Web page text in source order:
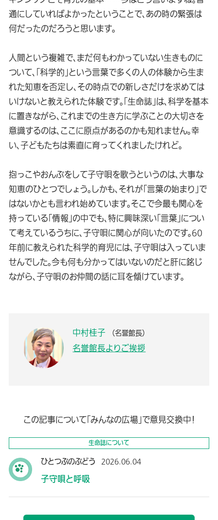
通にしていればよかったということで、あの時の緊張は
何だったのだろうと思います。
人間という複雑で、まだ何もわかっていない生きものに
ついて、「科学的」という言葉で多くの人の体験から生ま
れた知恵を否定し、その時点での新しさだけを求めては
いけないと教えられた体験です。「生命誌」は、科学を基本
に置きながら、これまでの生き方に学ぶことの大切さを
意識するのは、ここに原点があるのかも知れません。幸
い、子どもたちは素直に育ってくれましたけれど。
抱っこやおんぶをして子守唄を歌うというのは、大事な
知恵のひとつでしょう。しかも、それが「言葉の始まり」で
はないかとも言われ始めています。そこで今最も関心を
持っている「情報」の中でも、特に興味深い「言葉」につい
て考えているうちに、子守唄に関心が向いたのです。60
年前に教えられた科学的育児には、子守唄は入っていま
せんでした。今も何も分かってはいないのだと肝に銘じ
ながら、子守唄のお仲間の話に耳を傾けています。
中村桂子 （名誉館長）
名誉館長よりご挨拶
この記事について「みんなの広場」で意見交換中！
生命誌について
ひとつぶのぶどう 2026.06.04
子守唄と呼吸